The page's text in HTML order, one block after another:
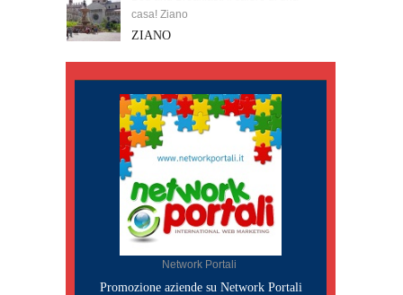
casa! Ziano
ZIANO
Network Portali
Promozione aziende su Network Portali